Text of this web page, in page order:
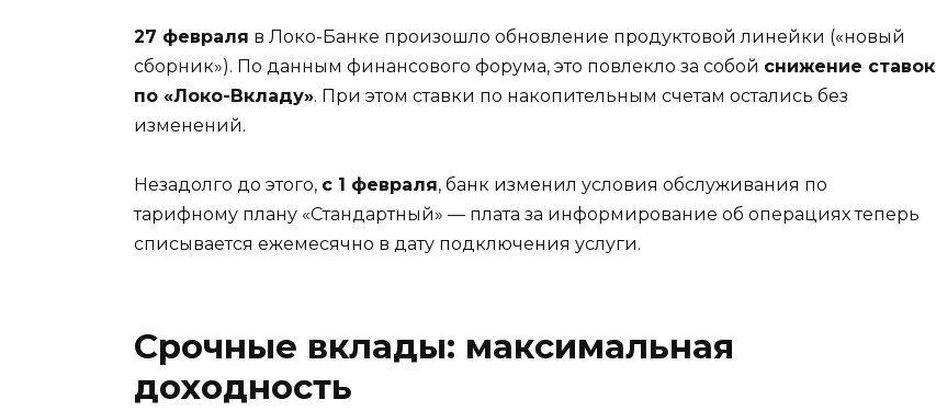
27 февраля в Локо-Банке произошло обновление продуктовой линейки («новый
сборник»). По данным финансового форума, это повлекло за собой снижение ставок
по «Локо-Вкладу». При этом ставки по накопительным счетам остались без
изменений.
Незадолго до этого, с 1 февраля, банк изменил условия обслуживания по
тарифному плану «Стандартный» — плата за информирование об операциях теперь
списывается ежемесячно в дату подключения услуги.
Срочные вклады: максимальная
доходность